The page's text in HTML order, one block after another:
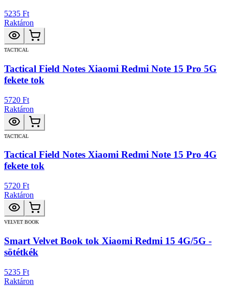
5235 Ft
Raktáron
TACTICAL
Tactical Field Notes Xiaomi Redmi Note 15 Pro 5G
fekete tok
5720 Ft
Raktáron
TACTICAL
Tactical Field Notes Xiaomi Redmi Note 15 Pro 4G
fekete tok
5720 Ft
Raktáron
VELVET BOOK
Smart Velvet Book tok Xiaomi Redmi 15 4G/5G -
sötétkék
5235 Ft
Raktáron